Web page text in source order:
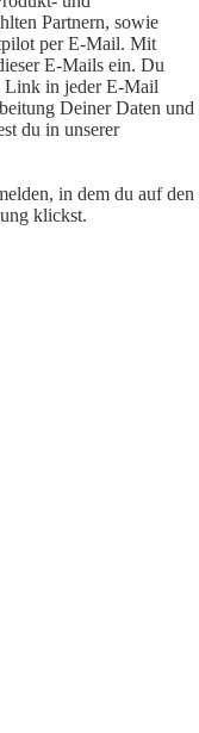
Partnern, sowie
per E-Mail. Mit
E-Mails ein. Du
Link in jeder E-Mail
Deiner Daten und
du in unserer
in dem du auf den
klickst.